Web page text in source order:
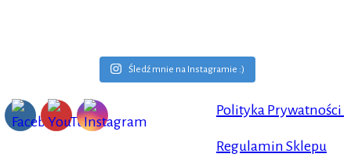
Śledź mnie na Instagramie :)
Polityka Prywatności
Regulamin Sklepu